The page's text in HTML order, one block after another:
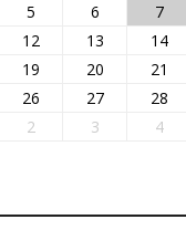
5 6 7
12 13 14
19 20 21
26 27 28
2 3 4